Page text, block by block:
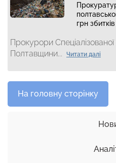
грн збитків
Прокурори
Полтавщини...
Читати далі
На головну сторінку